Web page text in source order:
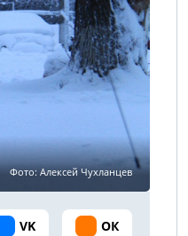
Фото: Алексей Чухланцев
VK ОК